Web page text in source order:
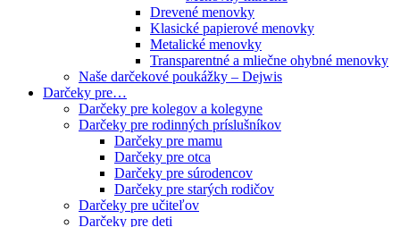
Drevené menovky
Klasické papierové menovky
Metalické menovky
Transparentné a mliečne ohybné menovky
Naše darčekové poukážky – Dejwis
Darčeky pre…
Darčeky pre kolegov a kolegyne
Darčeky pre rodinných príslušníkov
Darčeky pre mamu
Darčeky pre otca
Darčeky pre súrodencov
Darčeky pre starých rodičov
Darčeky pre učiteľov
Darčeky pre deti